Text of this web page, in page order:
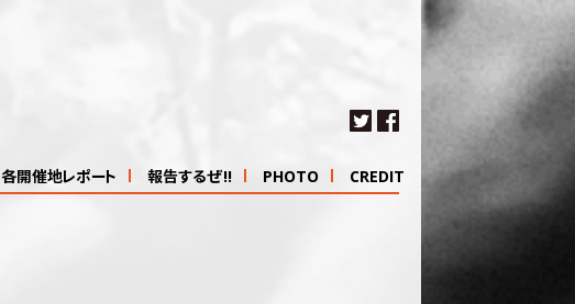
各開催地レポート 報告するぜ!! PHOTO CREDIT